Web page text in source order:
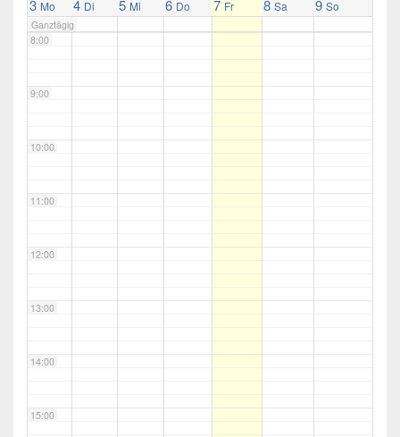
3 Mo 4 Di 5 Mi 6 Do 7 Fr 8 Sa 9 So
Ganztägig
8:00
9:00
10:00
11:00
12:00
13:00
14:00
15:00